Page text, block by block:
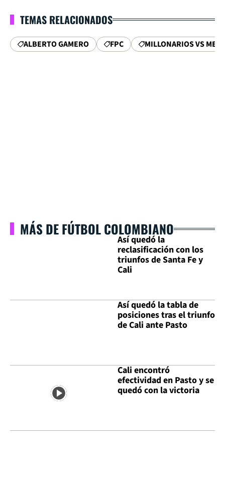
TEMAS RELACIONADOS
ALBERTO GAMERO FPC MILLONARIOS VS
MÁS DE FÚTBOL COLOMBIANO
Así quedó la
reclasificación con los
triunfos de Santa Fe y
Cali
Así quedó la tabla de
posiciones tras el triunfo
de Cali ante Pasto
Cali encontró
efectividad en Pasto y se
quedó con la victoria